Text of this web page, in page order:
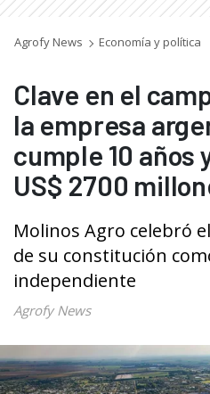
Agrofy News Economía y política
Clave en el
la empresa
cumple 10 años
US$ 2700
Molinos Agro celebró
de su constitución
independiente
Agrofy News